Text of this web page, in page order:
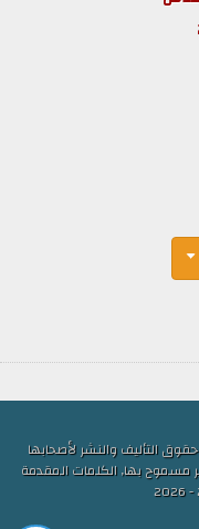
التأليف والنشر لأصحابها
مسموح بها, الكلمات المقدمة